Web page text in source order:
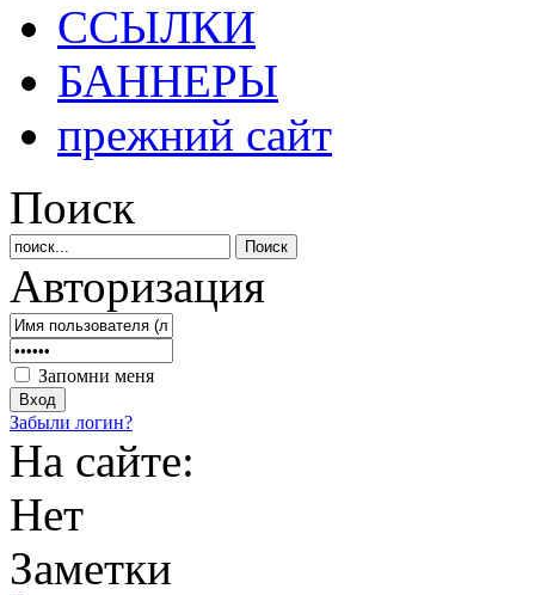
ССЫЛКИ
БАННЕРЫ
прежний сайт
Поиск
Авторизация
Запомни меня
Забыли логин?
На сайте:
Нет
Заметки